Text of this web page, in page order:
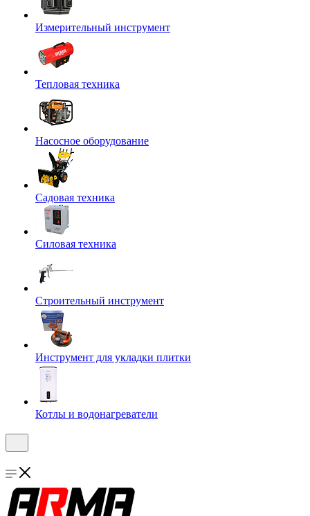
Измерительный инструмент
Тепловая техника
Насосное оборудование
Садовая техника
Силовая техника
Строительный инструмент
Инструмент для укладки плитки
Котлы и водонагреватели